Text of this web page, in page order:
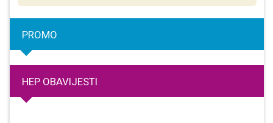
PROMO
HEP OBAVIJESTI